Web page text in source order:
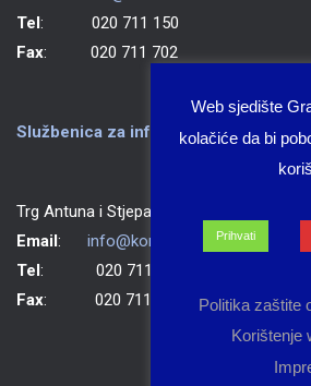
Tel : 020 711 150
Fax: 020 711 702
Službenica za informiranje Grada
Trg Antuna i Stjepana Radića 1, 20260
Email : info@korcula.hr
Tel : 020 711 150
Fax: 020 711 702
Web sjedište
kolačiće da bi
Prihvati
Politika zaštite
Korištenje